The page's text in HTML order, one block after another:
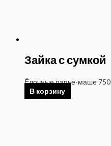
Зайка с сумкой
Ёлочные папье-маше 750
В корзину